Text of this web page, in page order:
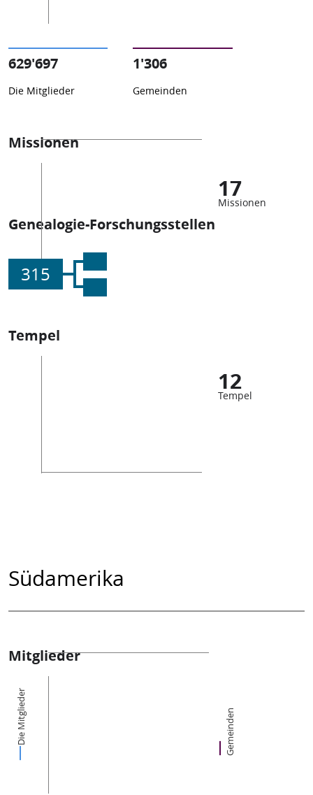
629'697
Die Mitglieder
1'306
Gemeinden
Missionen
17
Missionen
Genealogie-Forschungsstellen
315
Tempel
12
Tempel
Südamerika
Mitglieder
Die Mitglieder Gemeinden